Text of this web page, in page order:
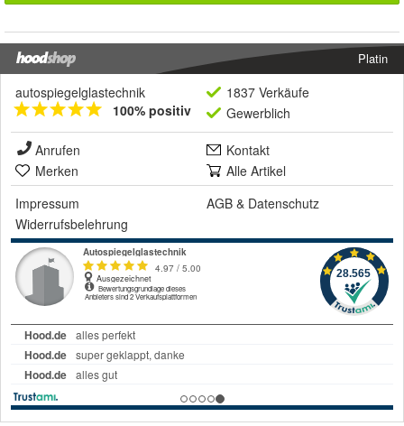
Platin
autospiegelglastechnik
100% positiv
1837 Verkäufe
Gewerblich
Anrufen
Kontakt
Merken
Alle Artikel
Impressum
AGB & Datenschutz
Widerrufsbelehrung